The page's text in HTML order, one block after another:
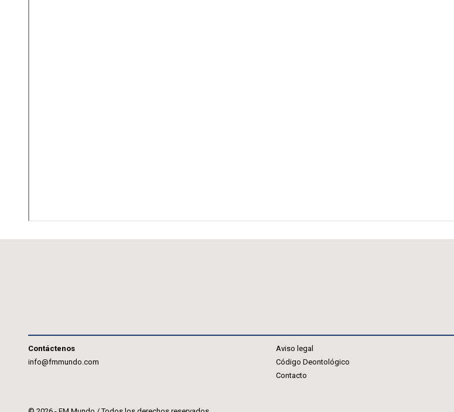
Contáctenos
info@fmmundo.com
Aviso legal
Código Deontológico
Contacto